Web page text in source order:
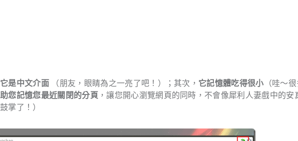
它是中文介面 （朋友，眼睛為之一亮了吧！）；其次， 它記憶體吃得很小（哇～
您記憶您最近關閉的分頁 ，讓您開心瀏覽網頁的同時，不會像犀利人妻戲中的安
掌了！）